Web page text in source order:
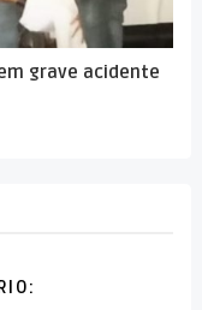
grave acidente